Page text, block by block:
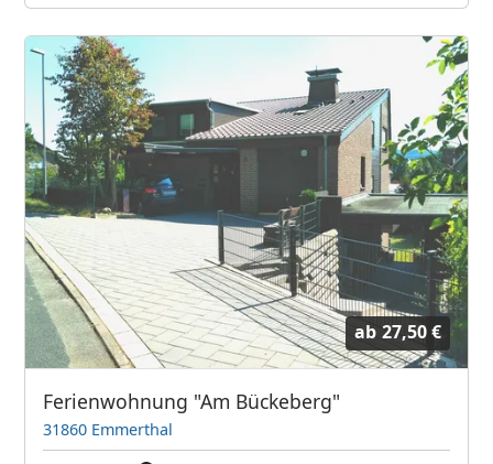
ab 27,50 €
Ferienwohnung "Am Bückeberg"
31860 Emmerthal